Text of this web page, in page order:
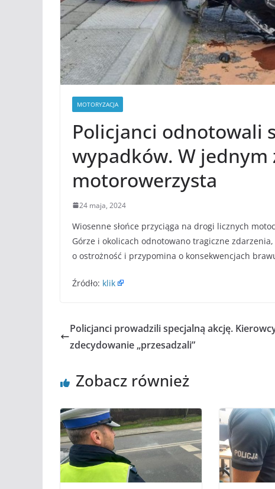
MOTORYZACJA
Policjanci odnotowali
wypadków. W jednym
motorowerzysta
24 maja, 2024
Wiosenne słońce przyciąga na drogi licznych
Górze i okolicach odnotowano tragiczne
o ostrożność i przypomina o konsekwencjach
Źródło: klik
Policjanci prowadzili specjalną akcję.
zdecydowanie „przesadzali”
Zobacz również